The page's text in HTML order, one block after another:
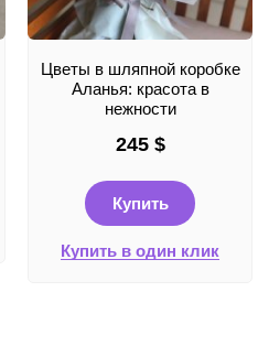
Цветы в шляпной коробке
Аланья: красота в
нежности
245 $
Купить
Купить в один клик